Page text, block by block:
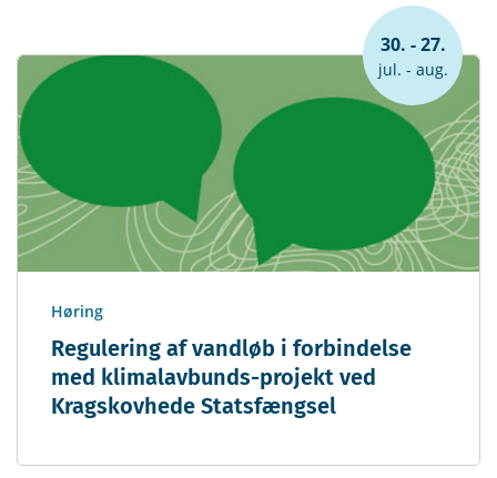
30. - 27.
jul. - aug.
Høring
Regulering af vandløb i forbindelse
med klimalavbunds-projekt ved
Kragskovhede Statsfængsel